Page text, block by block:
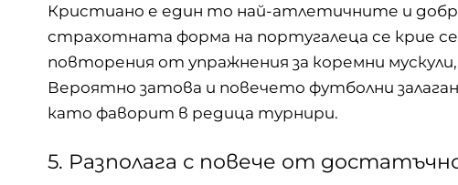
Кристиано е един то най-атлетичните и
страхотната форма на португалеца се крие
повторения от упражнения за коремни
Вероятно затова и повечето футболни
като фаворит в редица турнири.
5. Разполага с повече от